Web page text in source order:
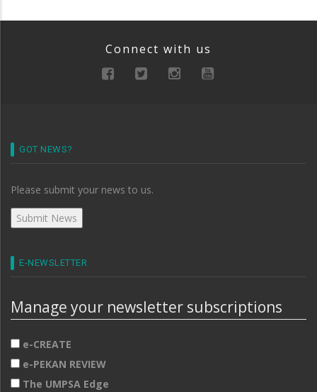
Connect with us
GOT NEWS?
Please submit your news to us.
E-NEWSLETTER
Manage your newsletter subscriptions
e-CREATE
e-PEKAN REVIEW
The UMPSA Edge